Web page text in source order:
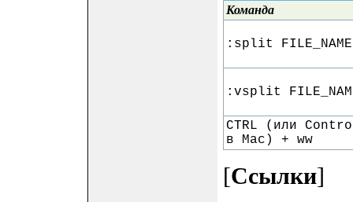
Команда
:split FILE_NAME
:vsplit
CTRL (или
в Mac) + ww
[Ссылки]